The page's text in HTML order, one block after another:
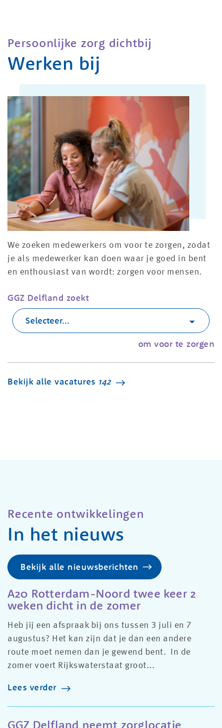
Persoonlijke zorg dichtbij
Werken bij
We zoeken medewerkers om voor te zorgen, zodat
je als medewerker kan doen waar je goed in bent
en enthousiast van wordt: zorgen voor mensen.
GGZ Delfland zoekt
Selecteer...
om voor te zorgen
Bekijk alle vacatures 142
Recente ontwikkelingen
In het nieuws
Bekijk alle nieuwsberichten
A20 Rotterdam-Noord twee keer 2
weken dicht in de zomer
Heb jij een afspraak bij ons tussen 3 juli en 7
augustus? Het kan zijn dat je dan een andere
route moet nemen dan je gewend bent. In de
zomer voert Rijkswaterstaat groot...
Lees verder
GGZ Delfland neemt zorglocatie